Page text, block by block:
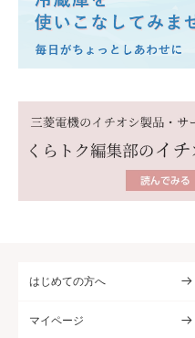
はじめての方へ
マイページ